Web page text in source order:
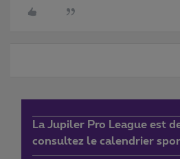
La Jupiler Pro League est
consultez le calendrier